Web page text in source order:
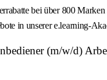
bei über 800 Marken
in unserer e.learning-
(m/w/d)